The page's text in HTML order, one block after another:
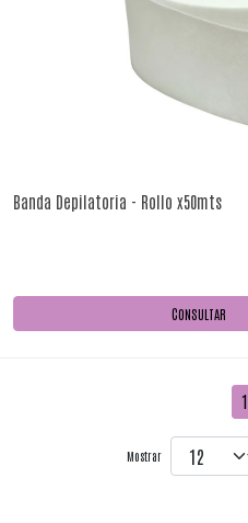
Banda Depilatoria - Rollo x50mts
CONSULTAR
1
Mostrar